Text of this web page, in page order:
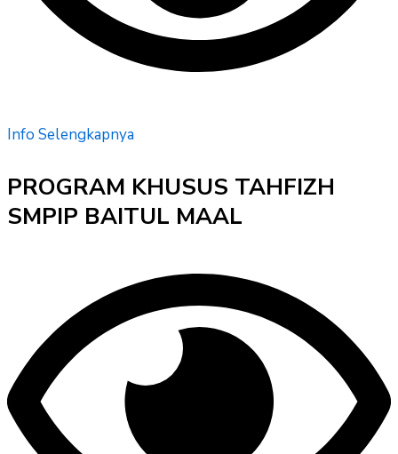
Info Selengkapnya
PROGRAM KHUSUS TAHFIZH
SMPIP BAITUL MAAL